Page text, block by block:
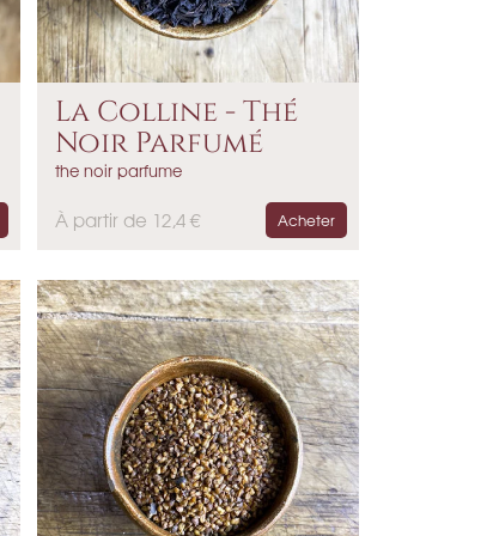
La Colline - Thé
Noir Parfumé
the noir parfume
P
x
À partir de 12,4 € Acheter